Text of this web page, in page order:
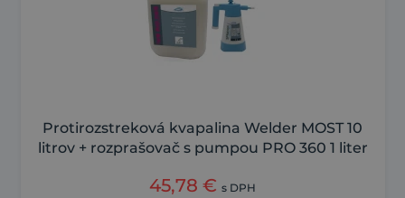
Protirozstreková kvapalina Welder MOST 10
litrov + rozprašovač s pumpou PRO 360 1 liter
45,78 € s DPH